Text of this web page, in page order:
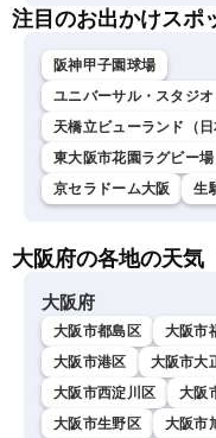
注目のお出かけスポ
阪神甲子園球場
ユニバーサル・スタジオ
天橋立ビューランド（日
東大阪市花園ラグビー場
京セラドーム大阪
生
大阪府の各地の天気
大阪府
大阪市都島区 大阪市
大阪市港区
大阪市大
大阪市西淀川区
大阪
大阪市生野区
大阪市